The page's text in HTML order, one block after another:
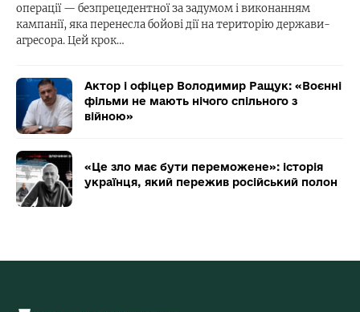
операції — безпрецедентної за задумом і виконанням
кампанії, яка перенесла бойові дії на територію держави-
агресора. Цей крок…
Актор і офіцер Володимир Ращук: «Воєнні
фільми не мають нічого спільного з
війною»
«Це зло має бути переможене»: історія
українця, який пережив російський полон